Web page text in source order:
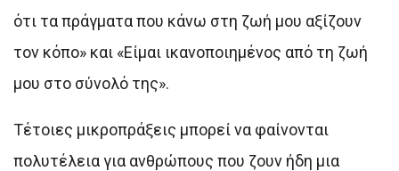
ότι τα πράγματα που κάνω στη ζωή μου αξίζουν
τον κόπο» και «Είμαι ικανοποιημένος από τη ζωή
μου στο σύνολό της».
Τέτοιες μικροπράξεις μπορεί να φαίνονται
πολυτέλεια για ανθρώπους που ζουν ήδη μια